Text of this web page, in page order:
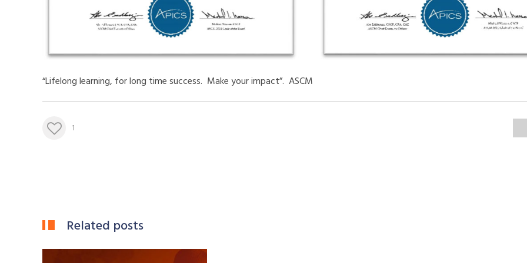
“Lifelong learning, for long time success. Make your impact”. ASCM
1
Related posts